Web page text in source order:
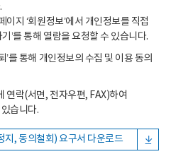
지 ‘회원정보’에서 개인정보를 직접
’를 통해 열람을 요청할 수 있습니다.
’를 통해 개인정보의 수집 및 이용 동의
연락(서면, 전자우편, FAX)하여
습니다.
지, 동의철회) 요구서 다운로드